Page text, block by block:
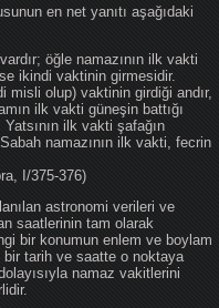
en net yanıtı aşağıdaki
öğle namazının ilk vakti
ikindi vaktinin girmesidir.
misli olup) vaktinin girdiği andır,
ilk vakti güneşin battığı
ilk vakti şafağın
namazının ilk vakti, fecrin
I/375-376)
astronomi verileri ve
saatlerinin tam olarak
bir konumun enlem ve boylam
bir tarih ve saatte o noktaya
namaz vakitlerini